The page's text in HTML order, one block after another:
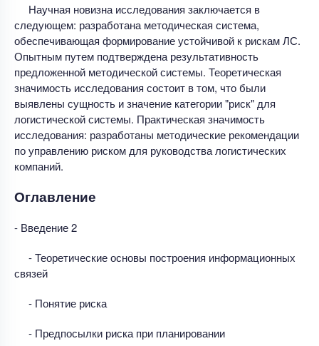
Научная новизна исследования заключается в
следующем: разработана методическая система,
обеспечивающая формирование устойчивой к рискам ЛС.
Опытным путем подтверждена результативность
предложенной методической системы. Теоретическая
значимость исследования состоит в том, что были
выявлены сущность и значение категории "риск" для
логистической системы. Практическая значимость
исследования: разработаны методические рекомендации
по управлению риском для руководства логистических
компаний.
Оглавление
- Введение 2
- Теоретические основы построения информационных
связей
- Понятие риска
- Предпосылки риска при планировании